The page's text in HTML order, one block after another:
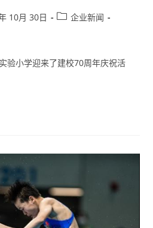
10月 30日
企业新闻
验小学迎来了建校70周年庆祝活